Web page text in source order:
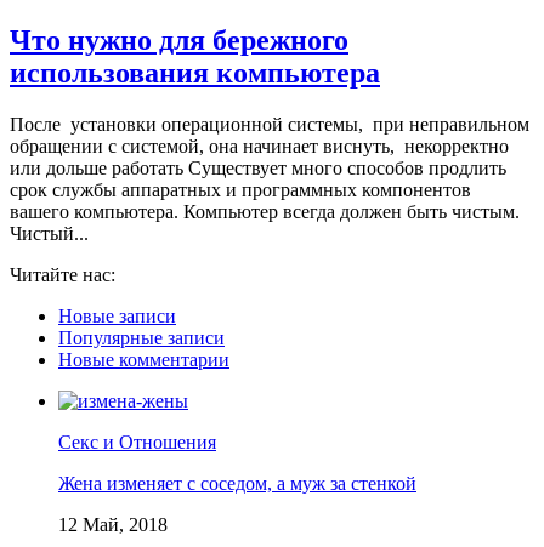
Что нужно для бережного
использования компьютера
После установки операционной системы, при неправильном
обращении с системой, она начинает виснуть, некорректно
или дольше работать Существует много способов продлить
срок службы аппаратных и программных компонентов
вашего компьютера. Компьютер всегда должен быть чистым.
Чистый...
Читайте нас:
Новые записи
Популярные записи
Новые комментарии
Секс и Отношения
Жена изменяет с соседом, а муж за стенкой
12 Май, 2018